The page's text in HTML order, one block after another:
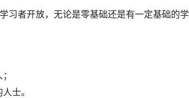
习者开放，无论是零基础还是有一定基础的学
士。